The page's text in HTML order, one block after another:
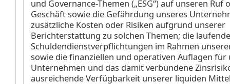
und Governance-Themen („ESG“) auf unseren Ruf
Geschäft sowie die Gefährdung unseres
zusätzliche Kosten oder Risiken aufgrund unserer
Berichterstattung zu solchen Themen; die
Schuldendienstverpflichtungen im Rahmen
sowie die finanziellen und operativen Auflagen für
Unternehmen und das damit verbundene
ausreichende Verfügbarkeit unserer liquiden